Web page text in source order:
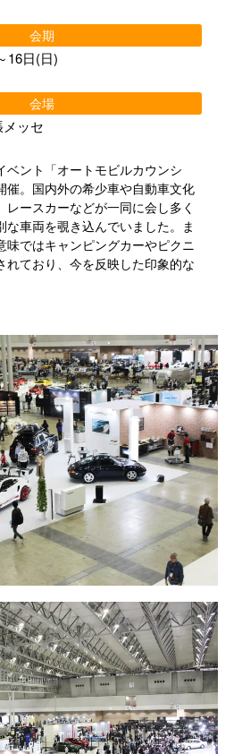
会期
16日(日)
会場
ッセ
ベント「オートモビルカウンシ
催。国内外の希少車や自動車文化
レースカーなどが一同に会し多く
な車両を覗き込んでいました。ま
味ではキャンピングカーやピクニ
れており、今を反映した印象的な